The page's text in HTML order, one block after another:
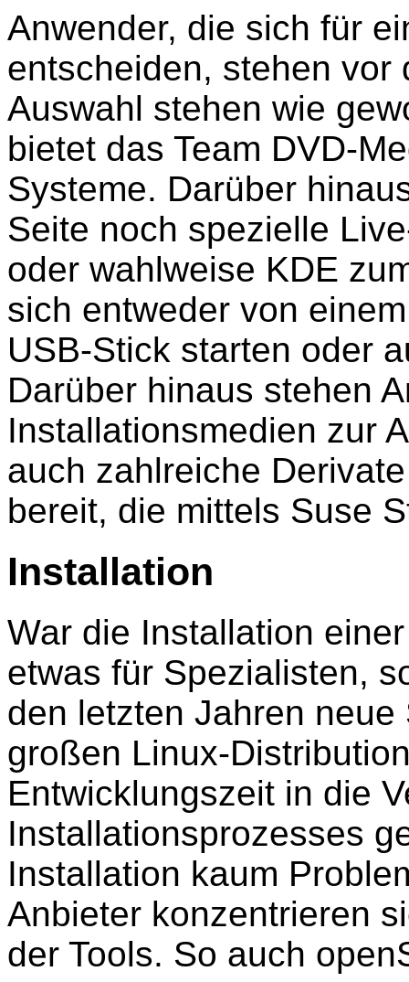
Anwender, die sich für
entscheiden, stehen vor
Auswahl stehen wie
bietet das Team DVD-
Systeme. Darüber
Seite noch spezielle
oder wahlweise KDE
sich entweder von
USB-Stick starten oder
Darüber hinaus stehen
Installationsmedien zur
auch zahlreiche
bereit, die mittels Suse
Installation
War die Installation
etwas für Spezialisten,
den letzten Jahren
großen Linux-
Entwicklungszeit in die
Installationsprozesses
Installation kaum
Anbieter konzentrieren
der Tools. So auch